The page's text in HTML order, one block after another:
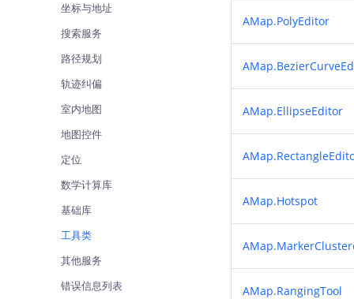
坐标与地址
搜索服务
路径规划
轨迹纠偏
室内地图
地图控件
定位
数学计算库
基础库
工具类
其他服务
错误信息列表
AMap.PolyEditor
AMap.EllipseEditor
AMap.Hotspot
AMap.RangingTool